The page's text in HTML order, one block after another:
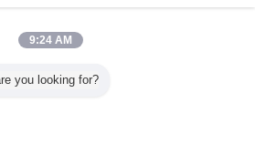
του Macassar Ebony
τετάρτων τεμαχισμένος
9:24 AM
you looking for?